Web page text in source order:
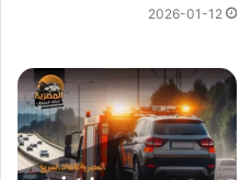
او
متاحة دائما على مدار 24 ساعة لتقديم المساعدة
التعامل مع المواقف الطارئة
سحب سريعلتجنب ازدحام
2026-01-12